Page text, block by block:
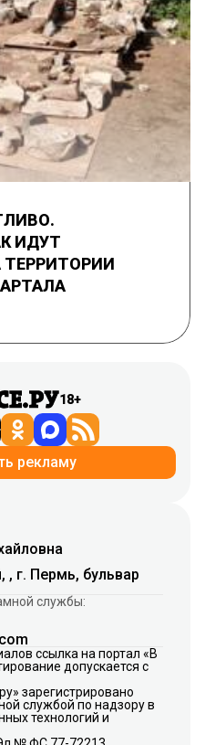
ИДУТ
18+
рекламу
, г. Пермь, бульвар
службы:
ссылка на портал «В
допускается с
зарегистрировано
службой по надзору в
технологий и